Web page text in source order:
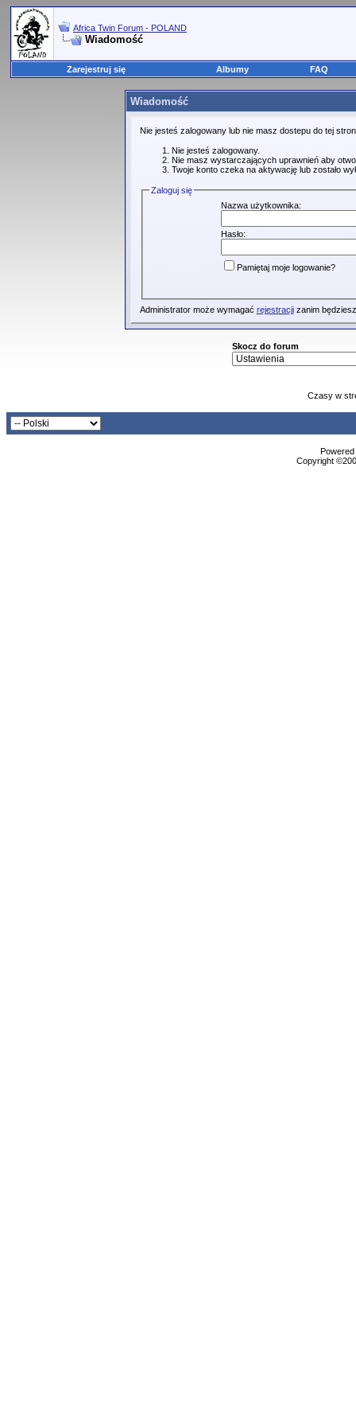
Africa Twin Forum - POLAND
Wiadomość
Zarejestruj się Albumy FAQ
Wiadomość
Nie jesteś zalogowany lub nie masz dostepu do tej
Nie jesteś zalogowany.
Nie masz wystarczających uprawnień aby
Twoje konto czeka na aktywację lub zostało
Zaloguj się
Nazwa użytkownika:
Hasło:
Pamiętaj moje logowanie?
Administrator może wymagać rejestracjizanim
Skocz do forum
Czasy w
Copyright